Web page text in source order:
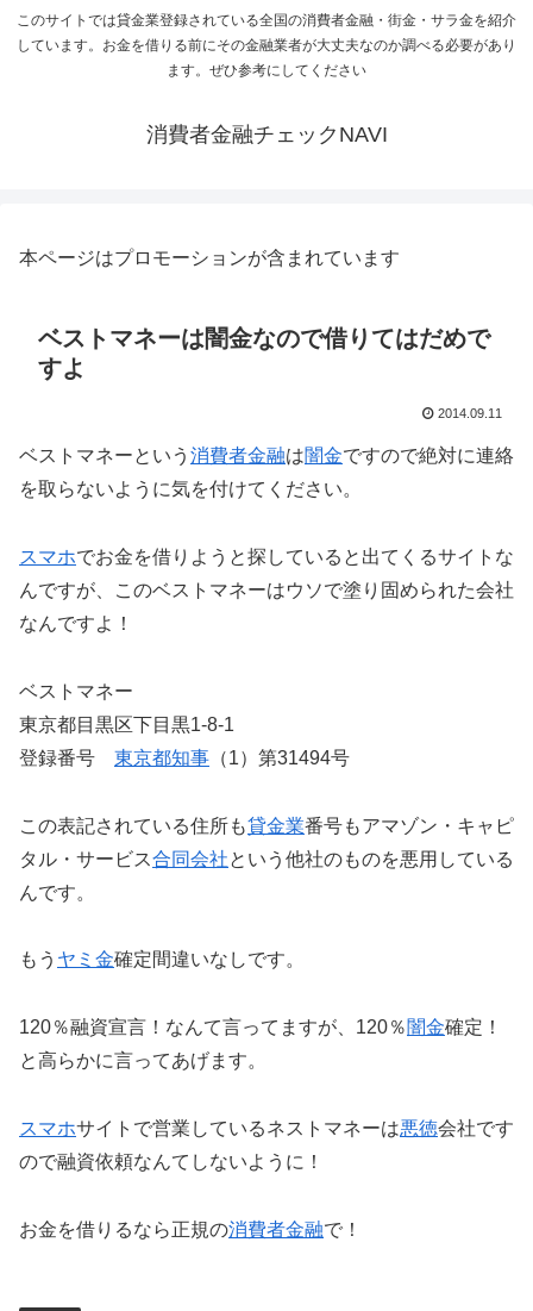
このサイトでは貸金業登録されている全国の消費者金融・街金・サラ金を紹介
しています。お金を借りる前にその金融業者が大丈夫なのか調べる必要があり
ます。ぜひ参考にしてください
消費者金融チェックNAVI
本ページはプロモーションが含まれています
ベストマネーは闇金なので借りてはだめで
すよ
2014.09.11
ベストマネーという 消費者金融は闇金ですので絶対に連絡
を取らないように気を付けてください。
スマホでお金を借りようと探していると出てくるサイトな
んですが、このベストマネーはウソで塗り固められた会社
なんですよ！
ベストマネー
東京都目黒区下目黒1-8-1
登録番号 東京都知事 （1）第31494号
この表記されている住所も貸金業番号もアマゾン・キャピ
タル・サービス合同会社という他社のものを悪用している
んです。
もう ヤミ金確定間違いなしです。
120％融資宣言！なんて言ってますが、120％闇金確定！
と高らかに言ってあげます。
スマホサイトで営業しているネストマネーは悪徳会社です
ので融資依頼なんてしないように！
お金を借りるなら正規の消費者金融で！